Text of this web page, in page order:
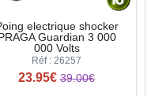
electrique shocker
PRAGA Guardian 3 000
000 Volts
Réf : 26257
23.95€ 39.00€